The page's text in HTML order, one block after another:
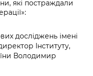
які постраждали
досліджень імені
Інституту,
Володимир